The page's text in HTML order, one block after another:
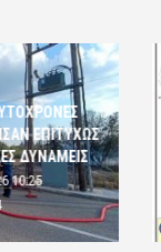
ΕΠΙΤΥΧΩΣ
ΔΥΝΑΜΕΙΣ
10:25